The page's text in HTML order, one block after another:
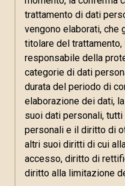
trattamento di dati
vengono elaborati, che
titolare del
responsabile della
categorie di dati
durata del periodo di
elaborazione dei dati,
suoi dati personali,
personali e il diritto di
altri suoi diritti di cui
accesso, diritto di
diritto alla limitazione